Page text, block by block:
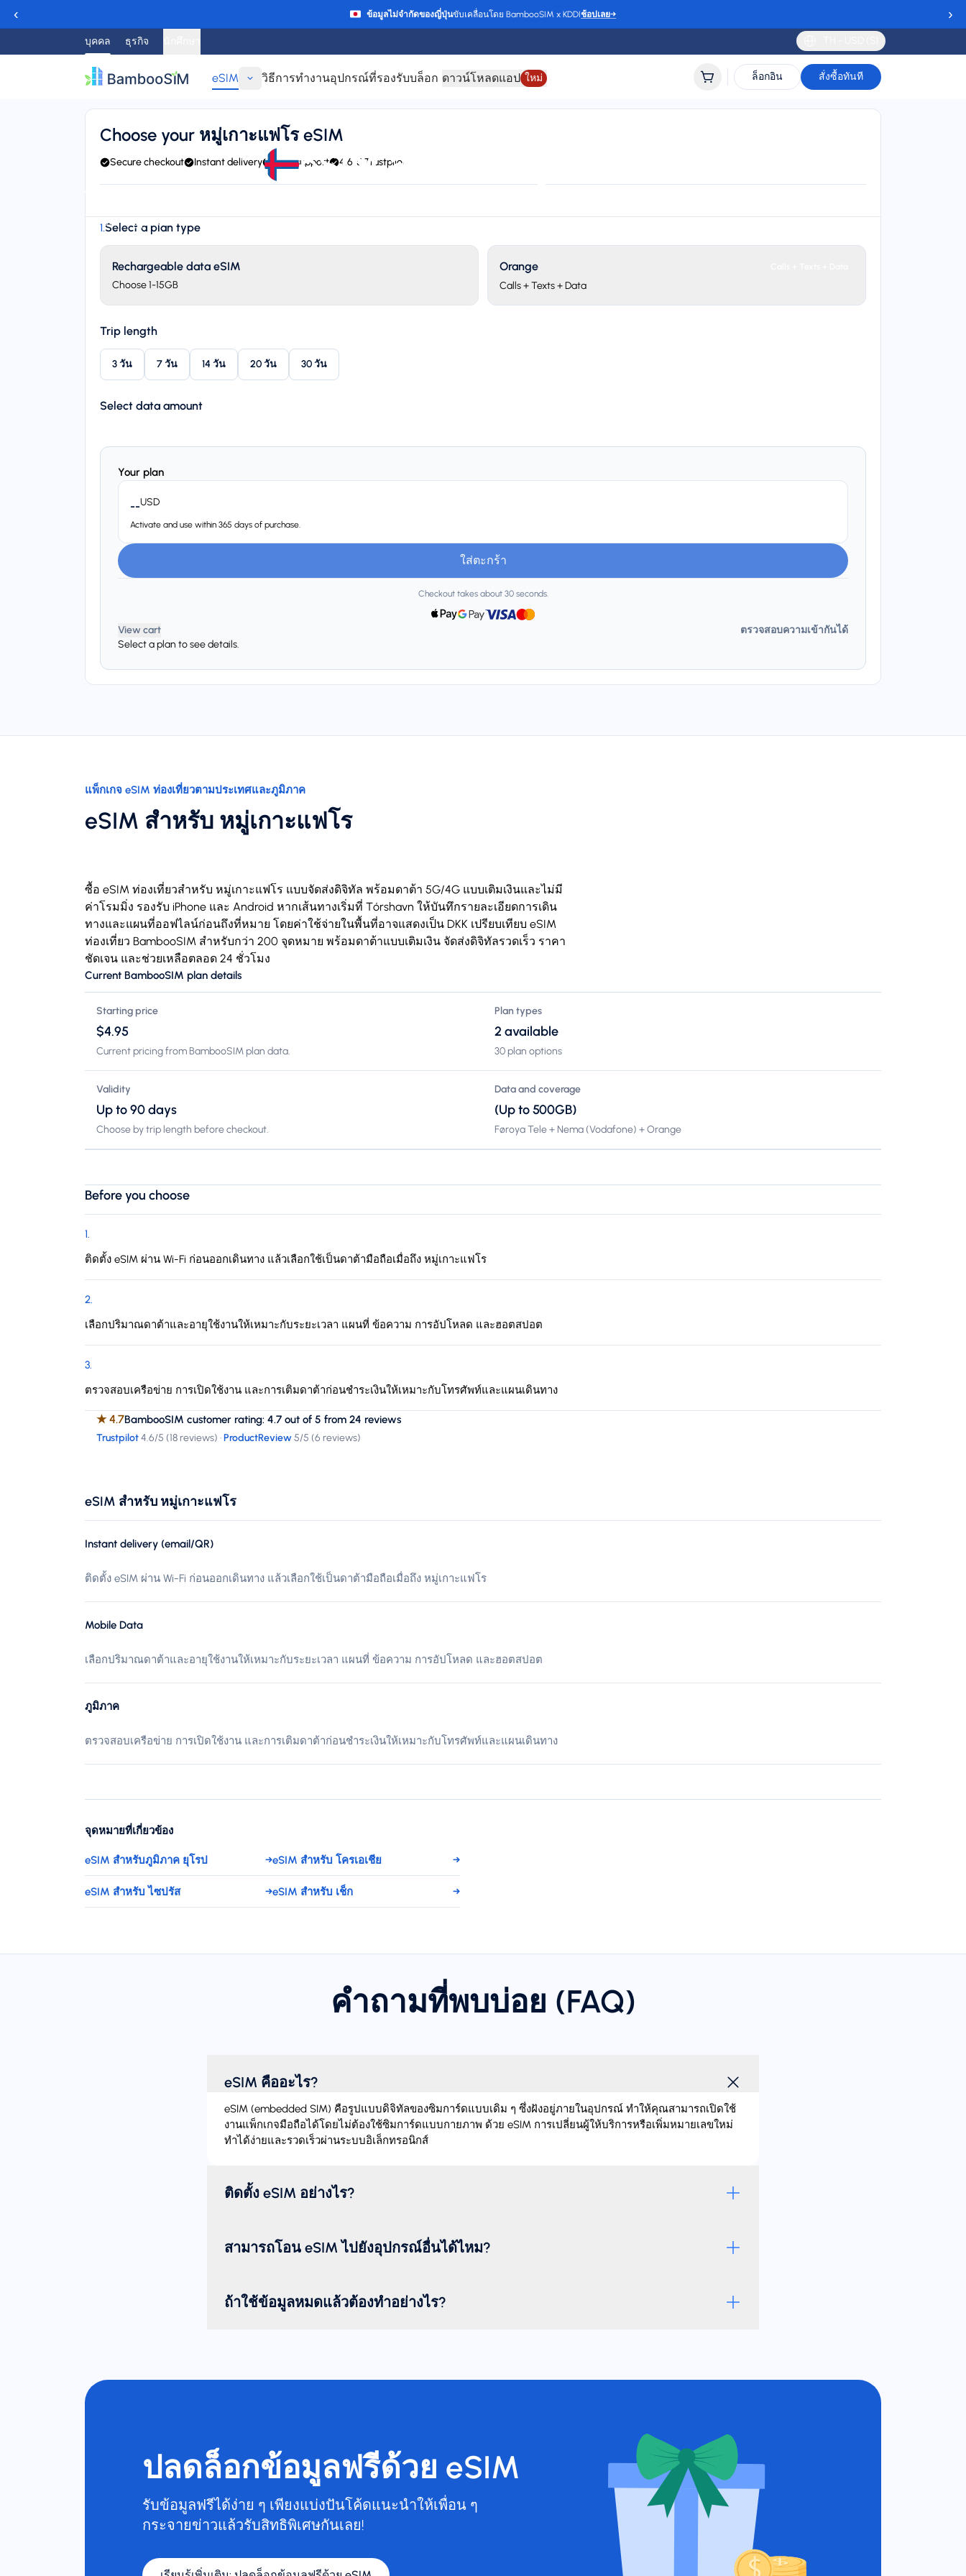
‹ ข้อมูลไม่จำกัดของญี่ปุ่นขับเคลื่อนโดย BambooSIM x KDDIช้อปเลย→ ›
บุคคล ธุรกิจ
eSIM วิธีการทำงานอุปกรณ์ที่รองรับบล็อก ดาวน์โหลดแอป ใหม่ ล็อกอิน สั่งซื้อทันที
eSIM สำหรับ หมู่เกาะแฟโร
Starting price
Choose your หมู่เกาะแฟโร eSIM
Secure checkout Instant delivery 24/7 support 4.6/5 Trustpilot
1.Select a plan type
Rechargeable data eSIM
Choose 1-15GB
Orange
Calls + Texts + Data
Trip length
3 วัน 7 วัน 14 วัน 20 วัน 30 วัน
Select data amount
Your plan
--USD
Activate and use within 365 days of purchase.
ใส่ตะกร้า
Checkout takes about 30 seconds.
View cart
ตรวจสอบความเข้ากันได้
Select a plan to see details.
แพ็กเกจ eSIM ท่องเที่ยวตามประเทศและภูมิภาค
eSIM สำหรับ หมู่เกาะแฟโร
ซื้อ eSIM ท่องเที่ยวสำหรับ หมู่เกาะแฟโร แบบจัดส่งดิจิทัล พร้อมดาต้า 5G/4G แบบเติมเงินและไม่มี
ค่าโรมมิ่ง รองรับ iPhone และ Android หากเส้นทางเริ่มที่ Tórshavn ให้บันทึกรายละเอียดการเดิน
ทางและแผนที่ออฟไลน์ก่อนถึงที่หมาย โดยค่าใช้จ่ายในพื้นที่อาจแสดงเป็น DKK เปรียบเทียบ eSIM
ท่องเที่ยว BambooSIM สำหรับกว่า 200 จุดหมาย พร้อมดาต้าแบบเติมเงิน จัดส่งดิจิทัลรวดเร็ว ราคา
ชัดเจน และช่วยเหลือตลอด 24 ชั่วโมง
Current BambooSIM plan details
Starting price
$4.95
Current pricing from BambooSIM plan data.
Plan types
2 available
30 plan options
Validity
Up to 90 days
Choose by trip length before checkout.
Data and coverage
(Up to 500GB)
Føroya Tele + Nema (Vodafone) + Orange
Before you choose
1.
ติดตั้ง eSIM ผ่าน Wi-Fi ก่อนออกเดินทาง แล้วเลือกใช้เป็นดาต้ามือถือเมื่อถึง หมู่เกาะแฟโร
2.
เลือกปริมาณดาต้าและอายุใช้งานให้เหมาะกับระยะเวลา แผนที่ ข้อความ การอัปโหลด และฮอตสปอต
3.
ตรวจสอบเครือข่าย การเปิดใช้งาน และการเติมดาต้าก่อนชำระเงินให้เหมาะกับโทรศัพท์และแผนเดินทาง
★4.7BambooSIM customer rating: 4.7 out of 5 from 24 reviews
Trustpilot4.6/5 (18 reviews) ·ProductReview5/5 (6 reviews)
eSIM สำหรับ หมู่เกาะแฟโร
Instant delivery (email/QR)
ติดตั้ง eSIM ผ่าน Wi-Fi ก่อนออกเดินทาง แล้วเลือกใช้เป็นดาต้ามือถือเมื่อถึง หมู่เกาะแฟโร
Mobile Data
เลือกปริมาณดาต้าและอายุใช้งานให้เหมาะกับระยะเวลา แผนที่ ข้อความ การอัปโหลด และฮอตสปอต
ภูมิภาค
ตรวจสอบเครือข่าย การเปิดใช้งาน และการเติมดาต้าก่อนชำระเงินให้เหมาะกับโทรศัพท์และแผนเดินทาง
จุดหมายที่เกี่ยวข้อง
eSIM สำหรับภูมิภาค ยุโรป →eSIM สำหรับ โครเอเชีย →
eSIM สำหรับ ไซปรัส →eSIM สำหรับ เช็ก →
คำถามที่พบบ่อย (FAQ)
eSIM คืออะไร?
eSIM (embedded SIM) คือรูปแบบดิจิทัลของซิมการ์ดแบบเดิม ๆ ซึ่งฝังอยู่ภายในอุปกรณ์ ทำให้คุณสามารถเปิดใช้
งานแพ็กเกจมือถือได้โดยไม่ต้องใช้ซิมการ์ดแบบกายภาพ ด้วย eSIM การเปลี่ยนผู้ให้บริการหรือเพิ่มหมายเลขใหม่
ทำได้ง่ายและรวดเร็วผ่านระบบอิเล็กทรอนิกส์
ติดตั้ง eSIM อย่างไร?
สามารถโอน eSIM ไปยังอุปกรณ์อื่นได้ไหม?
ถ้าใช้ข้อมูลหมดแล้วต้องทำอย่างไร?
ปลดล็อกข้อมูลฟรีด้วย eSIM
รับข้อมูลฟรีได้ง่าย ๆ เพียงแบ่งปันโค้ดแนะนำให้เพื่อน ๆ
กระจายข่าวแล้วรับสิทธิพิเศษกันเลย!